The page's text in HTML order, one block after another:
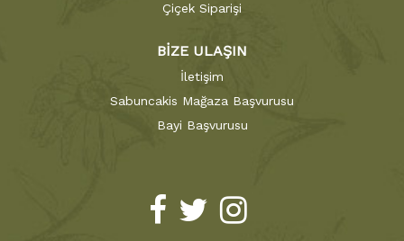
Çiçek Siparişi
BİZE ULAŞIN
İletişim
Sabuncakis Mağaza Başvurusu
Bayi Başvurusu